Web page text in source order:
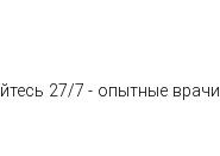
27/7 - опытные